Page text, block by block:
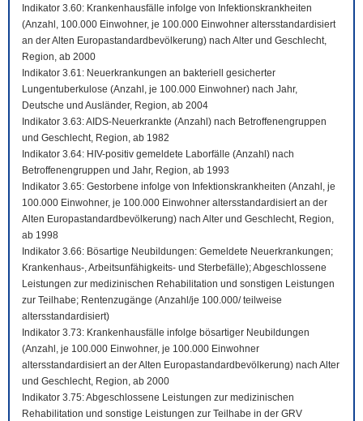
Indikator 3.60: Krankenhausfälle infolge von Infektionskrankheiten
(Anzahl, 100.000 Einwohner, je 100.000 Einwohner altersstandardisiert
an der Alten Europastandardbevölkerung) nach Alter und Geschlecht,
Region, ab 2000
Indikator 3.61: Neuerkrankungen an bakteriell gesicherter
Lungentuberkulose (Anzahl, je 100.000 Einwohner) nach Jahr,
Deutsche und Ausländer, Region, ab 2004
Indikator 3.63: AIDS-Neuerkrankte (Anzahl) nach Betroffenengruppen
und Geschlecht, Region, ab 1982
Indikator 3.64: HIV-positiv gemeldete Laborfälle (Anzahl) nach
Betroffenengruppen und Jahr, Region, ab 1993
Indikator 3.65: Gestorbene infolge von Infektionskrankheiten (Anzahl, je
100.000 Einwohner, je 100.000 Einwohner altersstandardisiert an der
Alten Europastandardbevölkerung) nach Alter und Geschlecht, Region,
ab 1998
Indikator 3.66: Bösartige Neubildungen: Gemeldete Neuerkrankungen;
Krankenhaus-, Arbeitsunfähigkeits- und Sterbefälle); Abgeschlossene
Leistungen zur medizinischen Rehabilitation und sonstigen Leistungen
zur Teilhabe; Rentenzugänge (Anzahl/je 100.000/ teilweise
altersstandardisiert)
Indikator 3.73: Krankenhausfälle infolge bösartiger Neubildungen
(Anzahl, je 100.000 Einwohner, je 100.000 Einwohner
altersstandardisiert an der Alten Europastandardbevölkerung) nach Alter
und Geschlecht, Region, ab 2000
Indikator 3.75: Abgeschlossene Leistungen zur medizinischen
Rehabilitation und sonstige Leistungen zur Teilhabe in der GRV